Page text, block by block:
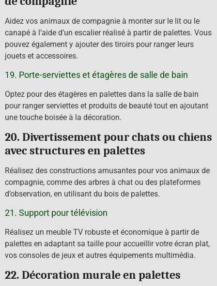
Aidez vos animaux de compagnie à monter sur le lit ou le
canapé à l’aide d’un escalier réalisé à partir de palettes. Vous
pouvez également y ajouter des tiroirs pour ranger leurs
jouets et accessoires.
19. Porte-serviettes et étagères de salle de bain
Optez pour des étagères en palettes dans la salle de bain
pour ranger serviettes et produits de beauté tout en ajoutant
une touche boisée à la décoration.
20. Divertissement pour chats ou chiens
avec structures en palettes
Réalisez des constructions amusantes pour vos animaux de
compagnie, comme des arbres à chat ou des plateformes
d’observation, en utilisant du bois de palettes.
21. Support pour télévision
Réalisez un meuble TV robuste et économique à partir de
palettes en adaptant sa taille pour accueillir votre écran plat,
vos consoles de jeux et autres équipements multimédia.
22. Décoration murale en palettes